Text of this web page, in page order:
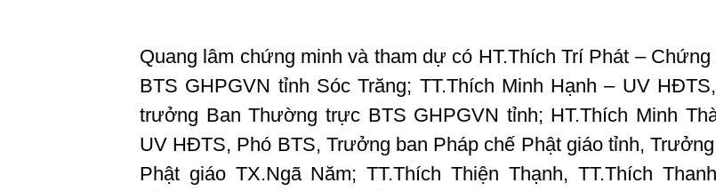
Quang lâm chứng minh và tham dự có HT.Thích Trí Phát – Chứng
BTS GHPGVN tỉnh Sóc Trăng; TT.Thích Minh Hạnh – UV
trưởng Ban Thường trực BTS GHPGVN tỉnh; HT.Thích Minh
UV HĐTS, Phó BTS, Trưởng ban Pháp chế Phật giáo tỉnh,
Phật giáo TX.Ngã Năm; TT.Thích Thiện Thạnh, TT.Thích